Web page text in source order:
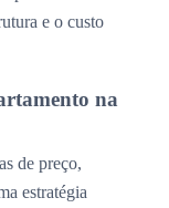
e o custo
na
de preço,
estratégia